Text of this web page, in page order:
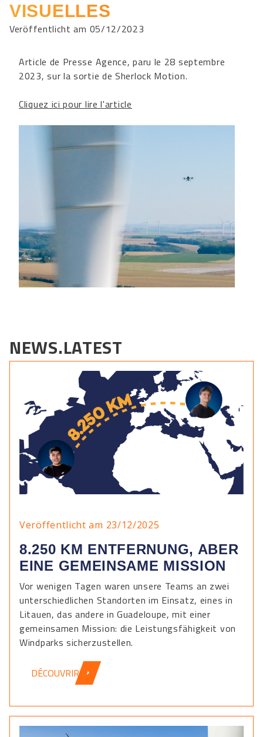
VISUELLES
Veröffentlicht am 05/12/2023
Article de Presse Agence, paru le 28 septembre
2023, sur la sortie de Sherlock Motion.
Cliquez ici pour lire l'article
NEWS.LATEST
Veröffentlicht am 23/12/2025
8.250 KM ENTFERNUNG, ABER
EINE GEMEINSAME MISSION
Vor wenigen Tagen waren unsere Teams an zwei
unterschiedlichen Standorten im Einsatz, eines in
Litauen, das andere in Guadeloupe, mit einer
gemeinsamen Mission: die Leistungsfähigkeit von
Windparks sicherzustellen.
DÉCOUVRIR